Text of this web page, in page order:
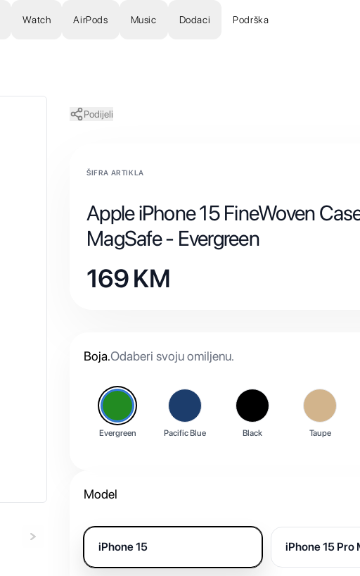
Watch AirPods Music Dodaci Podrška
Podijeli
ŠIFRA ARTIKLA
Apple iPhone 15 FineWoven
MagSafe - Evergreen
169KM
Boja.Odaberi svoju omiljenu.
Evergreen Pacific Blue Black Taupe
Model
iPhone 15 iPhone 15 Pro